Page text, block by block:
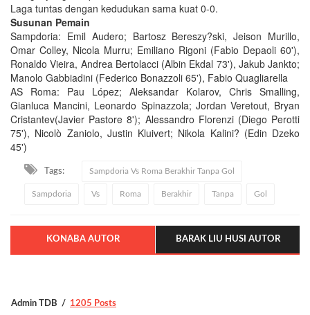
Laga tuntas dengan kedudukan sama kuat 0-0.
Susunan Pemain
Sampdoria: Emil Audero; Bartosz Bereszy?ski, Jeison Murillo,
Omar Colley, Nicola Murru; Emiliano Rigoni (Fabio Depaoli 60'),
Ronaldo Vieira, Andrea Bertolacci (Albin Ekdal 73'), Jakub Jankto;
Manolo Gabbiadini (Federico Bonazzoli 65'), Fabio Quagliarella
AS Roma: Pau López; Aleksandar Kolarov, Chris Smalling,
Gianluca Mancini, Leonardo Spinazzola; Jordan Veretout, Bryan
Cristantev(Javier Pastore 8'); Alessandro Florenzi (Diego Perotti
75'), Nicolò Zaniolo, Justin Kluivert; Nikola Kalini? (Edin Dzeko
45')
Tags: Sampdoria Vs Roma Berakhir Tanpa Gol
Sampdoria Vs Roma Berakhir Tanpa Gol
KONABA AUTOR BARAK LIU HUSI AUTOR
Admin TDB 1205 Posts